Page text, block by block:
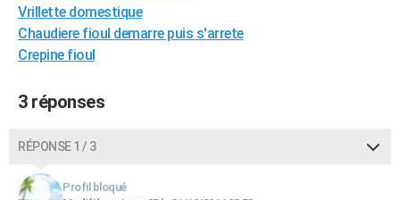
S'inscrire
Se connecter
Lycées
Collèges
Primaires
Universités
Entreprises
Service militaire
Avis de recherche
AVIS DE DÉCÈS
FORUM
Vrillette domestique
Chaudiere fioul demarre puis s'arrete
Crepine fioul
3 réponses
RÉPONSE 1 / 3
Profil bloqué